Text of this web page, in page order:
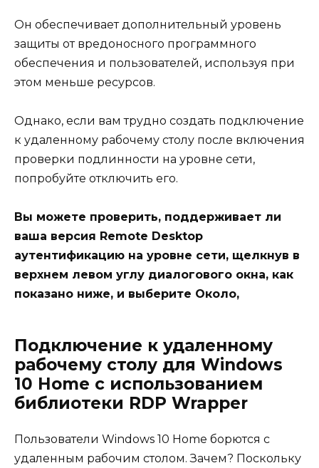
Он обеспечивает дополнительный уровень
защиты от вредоносного программного
обеспечения и пользователей, используя при
этом меньше ресурсов.
Однако, если вам трудно создать подключение
к удаленному рабочему столу после включения
проверки подлинности на уровне сети,
попробуйте отключить его.
Вы можете проверить, поддерживает ли
ваша версия Remote Desktop
аутентификацию на уровне сети, щелкнув в
верхнем левом углу диалогового окна, как
показано ниже, и выберите Около,
Подключение к удаленному
рабочему столу для Windows
10 Home с использованием
библиотеки RDP Wrapper
Пользователи Windows 10 Home борются с
удаленным рабочим столом. Зачем? Поскольку